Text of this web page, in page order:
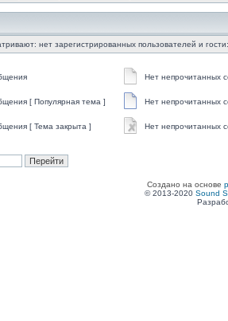
нет зарегистрированных пользователей и
Нет непрочитанных
[ Популярная тема ] Нет непрочитанных
[ Тема закрыта ] Нет непрочитанных
Создано на основе
© 2013-2020 Sound